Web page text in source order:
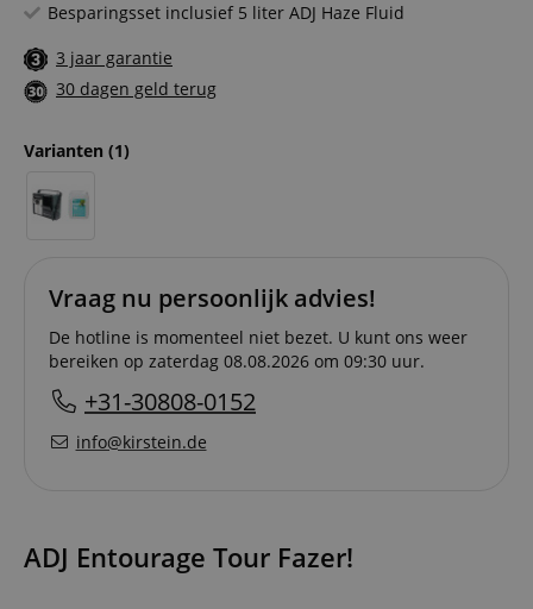
Besparingsset inclusief 5 liter ADJ Haze Fluid
3 jaar garantie
30 dagen geld terug
Varianten (1)
Vraag nu persoonlijk advies!
De hotline is momenteel niet bezet. U kunt ons weer
bereiken op zaterdag 08.08.2026 om 09:30 uur.
+31-30808-0152
info@kirstein.de
ADJ Entourage Tour Fazer!